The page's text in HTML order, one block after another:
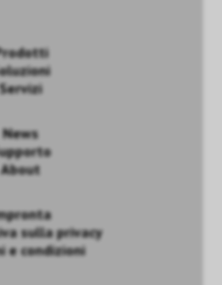
Servizi
News
About
sulla privacy
e condizioni